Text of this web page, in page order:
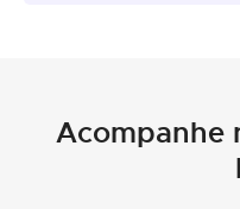
Acompanhe